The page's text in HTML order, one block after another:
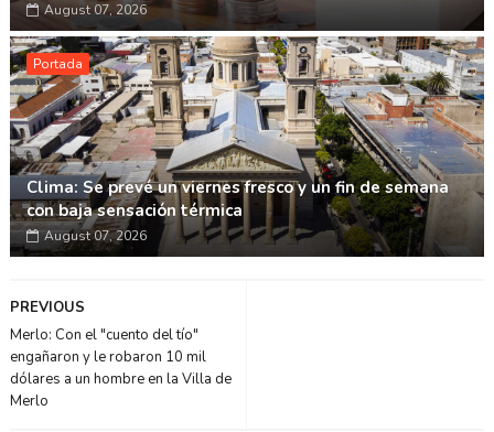
August 07, 2026
Portada
Clima: Se prevé un viernes fresco y un fin de semana
con baja sensación térmica
August 07, 2026
PREVIOUS
Merlo: Con el "cuento del tío"
engañaron y le robaron 10 mil
dólares a un hombre en la Villa de
Merlo